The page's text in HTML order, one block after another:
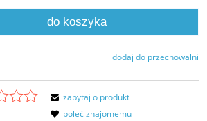
do koszyka
dodaj do przechowalni
zapytaj o produkt
poleć znajomemu